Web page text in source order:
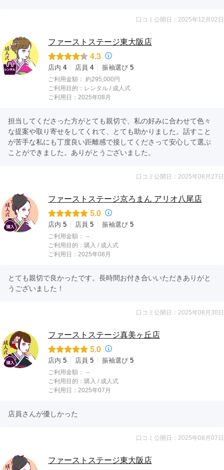
口コミ公開日：2025年12月02日
ファーストステージ東大阪店
4.3
店内 4 店員 4 振袖選び 5
ご利用金額： 約295,000円
ご利用目的： レンタル / 成人式
ご利用日：2025年08月
担当してくださった方がとても親切で、私の好みに合わせて色々
な提案や取り寄せをしてくれて、とても助かりました。話すこと
が苦手な私にも丁度良い距離感で接してくださって安心して選ぶ
ことができました。ありがとうございました。
口コミ公開日：2025年08月27日
ファーストステージ京ろまん アリオ八尾店
5.0
店内 5 店員 5 振袖選び 5
ご利用金額： --
ご利用目的： 購入 / 成人式
ご利用日：2025年08月
とても親切で良かったです。長時間お付き合いいただきありがと
うございました！
口コミ公開日：2025年08月30日
ファーストステージ真美ヶ丘店
5.0
店内 5 店員 5 振袖選び 5
ご利用金額： --
ご利用目的： 購入 / 成人式
ご利用日：2025年07月
店員さんが優しかった
口コミ公開日：2025年08月07日
ファーストステージ東大阪店